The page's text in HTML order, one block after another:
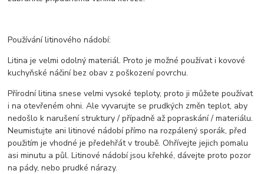
Používání litinového nádobí:
Litina je velmi odolný materiál. Proto je možné používat i kovové
kuchyňské náčiní bez obav z poškození povrchu.
Přírodní litina snese velmi vysoké teploty, proto ji můžete používat
i na otevřeném ohni. Ale vyvarujte se prudkých změn teplot, aby
nedošlo k narušení struktury / případně až popraskání / materiálu.
Neumisťujte ani litinové nádobí přímo na rozpálený sporák, před
použitím je vhodné je předehřát v troubě. Ohřívejte jejich pomalu
asi minutu a půl. Litinové nádobí jsou křehké, dávejte proto pozor
na pády, nebo prudké nárazy.